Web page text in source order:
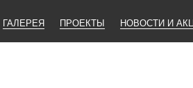
ГАЛЕРЕЯ ПРОЕКТЫ НОВОСТИ И